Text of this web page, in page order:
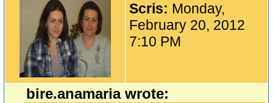
Scris: Monday,
February 20, 2012
7:10 PM
bire.anamaria wrote: